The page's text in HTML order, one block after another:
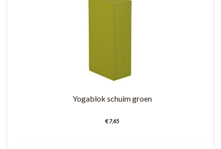
Yogablok schuim groen
€ 7,45